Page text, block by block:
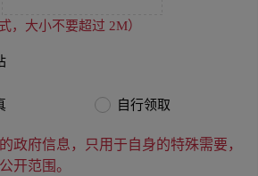
，大小不要超过 2M）
自行领取
政府信息，只用于自身的特殊需要，
开范围。